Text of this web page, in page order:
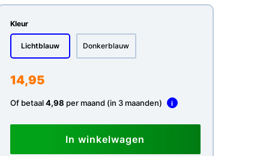
Kleur
Lichtblauw Donkerblauw
14,95
Of betaal4,98 per maand (in 3 maanden) i
In winkelwagen